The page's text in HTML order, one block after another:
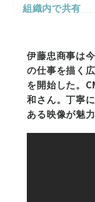
組織内で共有
伊藤忠商事は
の仕事を描く
を開始した。
和さん。丁寧
ある映像が魅力